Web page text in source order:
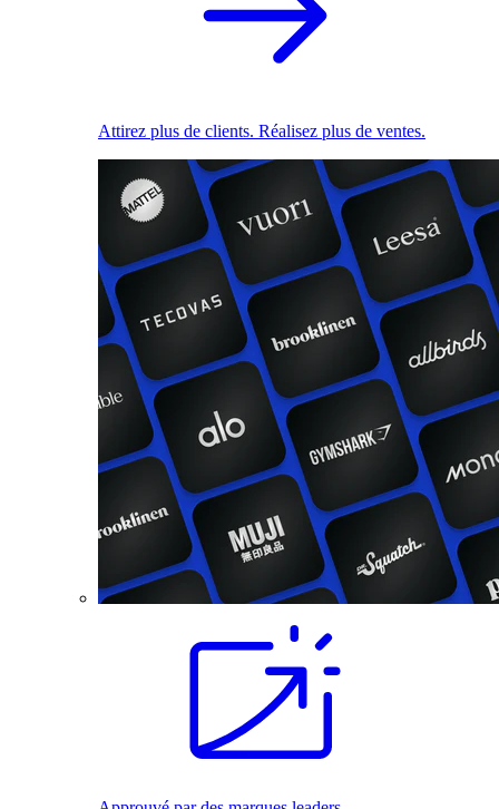
Attirez plus de clients. Réalisez plus de ventes.